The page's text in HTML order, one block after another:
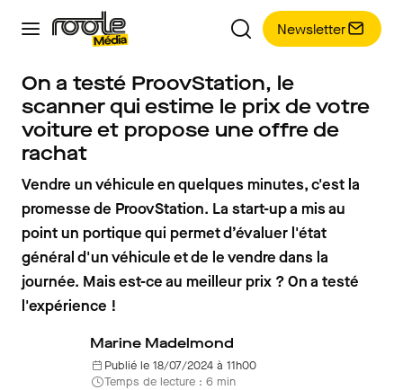
Newsletter
On a testé ProovStation, le
scanner qui estime le prix de votre
voiture et propose une offre de
rachat
Vendre un véhicule en quelques minutes, c'est la
promesse de ProovStation. La start-up a mis au
point un portique qui permet d’évaluer l'état
général d'un véhicule et de le vendre dans la
journée. Mais est-ce au meilleur prix ? On a testé
l'expérience !
Marine Madelmond
Publié le 18/07/2024 à 11h00
Temps de lecture : 6 min